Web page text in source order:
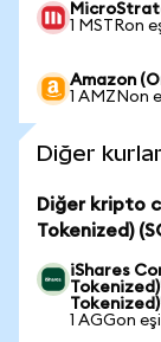
1 MSTRon
Amazon
1 AMZNon
Diğer
Diğer kripto
Tokenized)
iShares
1 AGGon